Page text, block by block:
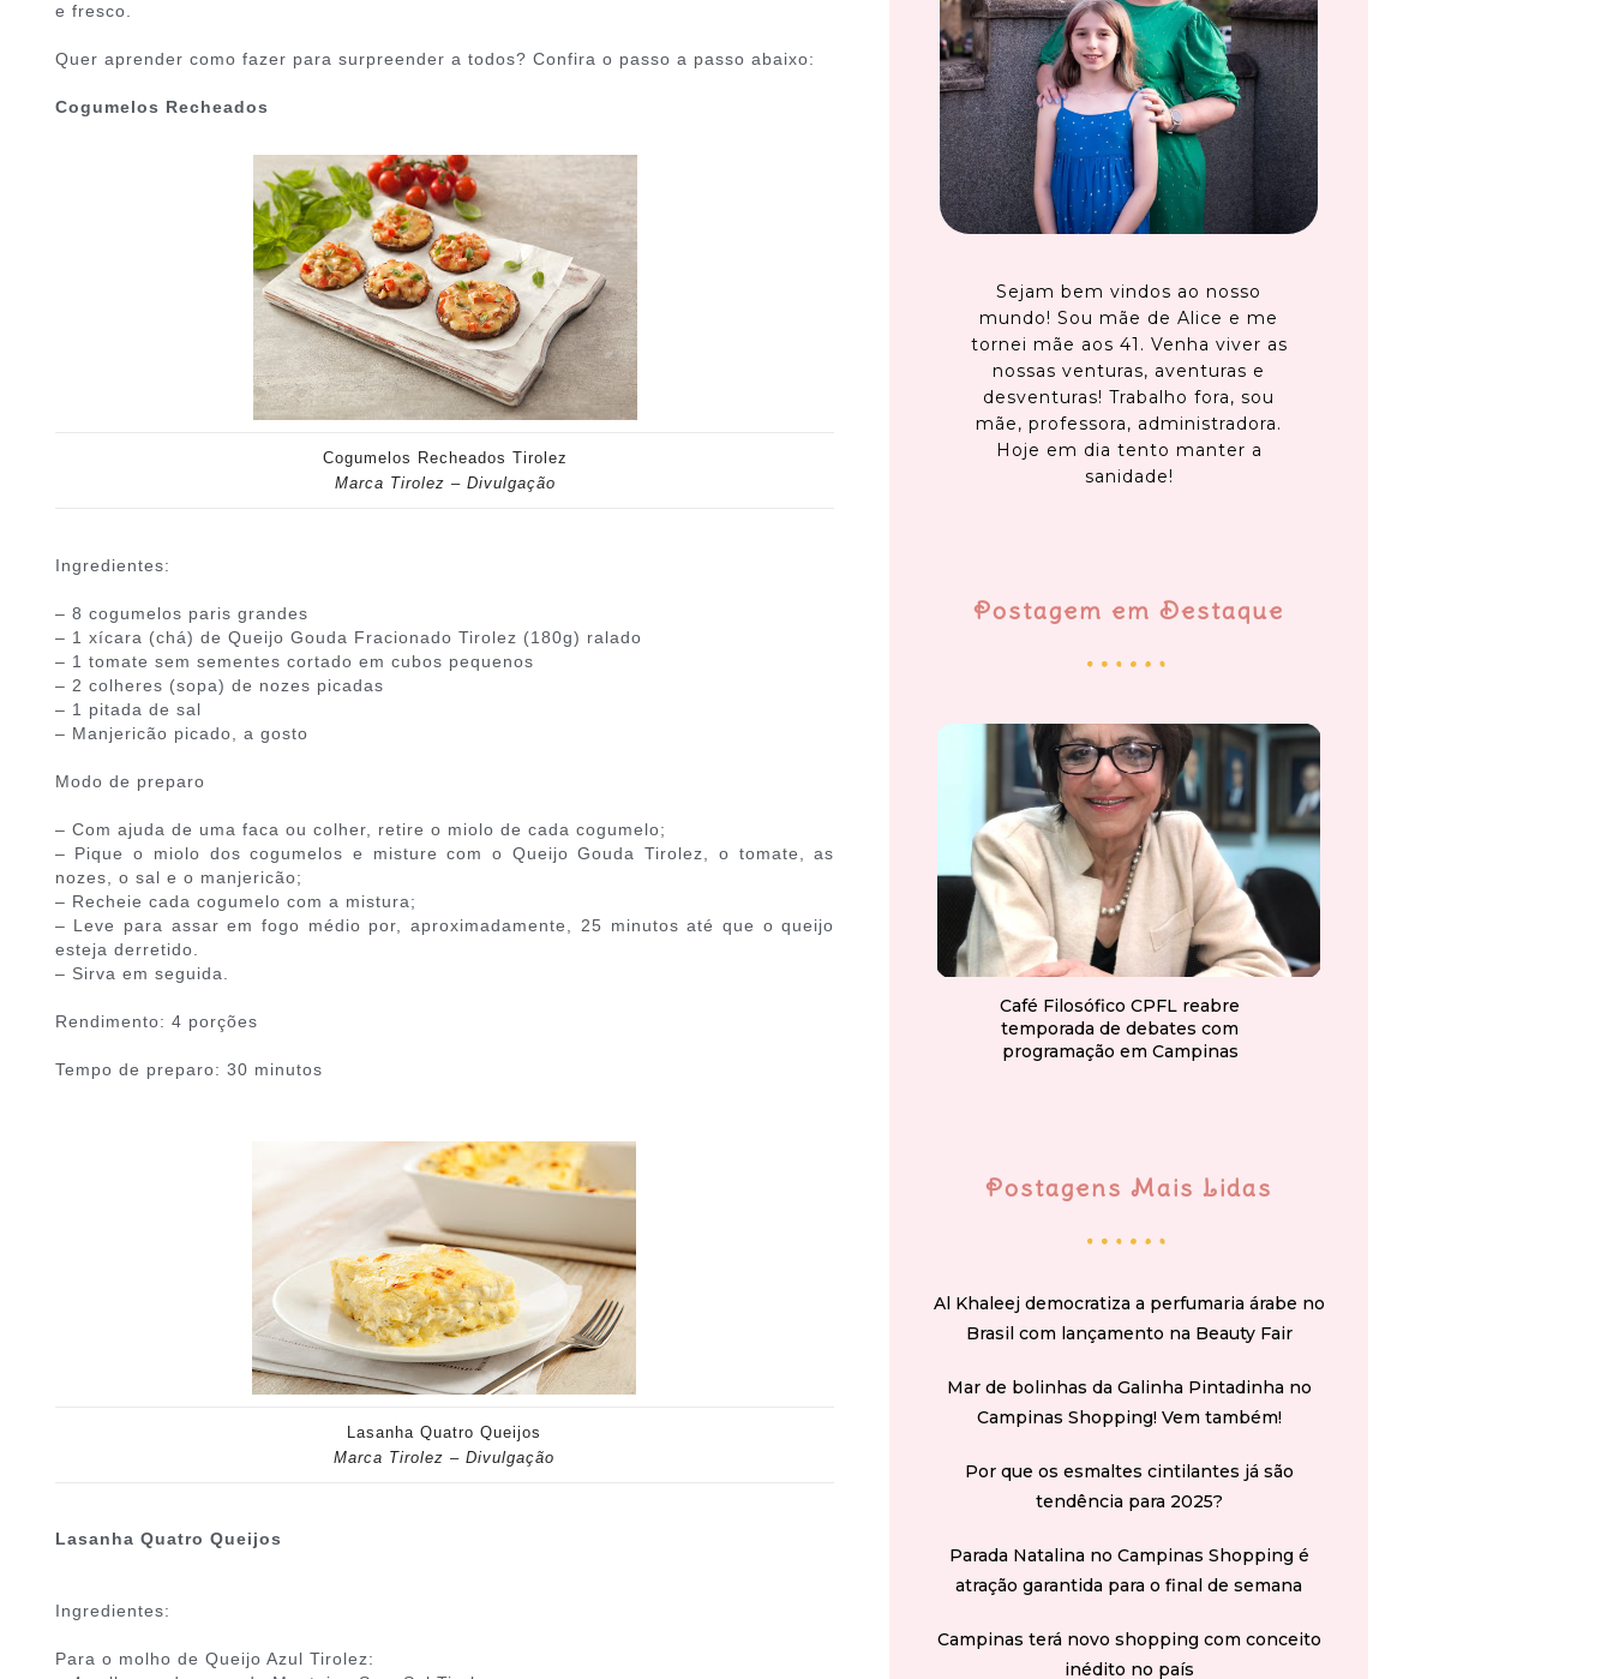
e fresco.
Quer aprender como fazer para surpreender a todos? Confira o passo a passo abaixo:
Cogumelos Recheados
Cogumelos Recheados Tirolez
Marca Tirolez – Divulgação
Ingredientes:
– 8 cogumelos paris grandes
– 1 xícara (chá) de Queijo Gouda Fracionado Tirolez (180g) ralado
– 1 tomate sem sementes cortado em cubos pequenos
– 2 colheres (sopa) de nozes picadas
– 1 pitada de sal
– Manjericão picado, a gosto
Modo de preparo
– Com ajuda de uma faca ou colher, retire o miolo de cada cogumelo;
– Pique o miolo dos cogumelos e misture com o Queijo Gouda Tirolez, o tomate, as
nozes, o sal e o manjericão;
– Recheie cada cogumelo com a mistura;
– Leve para assar em fogo médio por, aproximadamente, 25 minutos até que o queijo
esteja derretido.
– Sirva em seguida.
Rendimento: 4 porções
Tempo de preparo: 30 minutos
Lasanha Quatro Queijos
Marca Tirolez – Divulgação
Lasanha Quatro Queijos
Ingredientes:
Para o molho de Queijo Azul Tirolez:
Sejam bem vindos ao nosso
mundo! Sou mãe de Alice e me
tornei mãe aos 41. Venha viver as
nossas venturas, aventuras e
desventuras! Trabalho fora, sou
mãe, professora, administradora.
Hoje em dia tento manter a
sanidade!
Postagem em Destaque
Café Filosófico CPFL reabre
temporada de debates com
programação em Campinas
Postagens Mais Lidas
Al Khaleej democratiza a perfumaria árabe no
Brasil com lançamento na Beauty Fair
Mar de bolinhas da Galinha Pintadinha no
Campinas Shopping! Vem também!
Por que os esmaltes cintilantes já são
tendência para 2025?
Parada Natalina no Campinas Shopping é
atração garantida para o final de semana
Campinas terá novo shopping com conceito
inédito no país